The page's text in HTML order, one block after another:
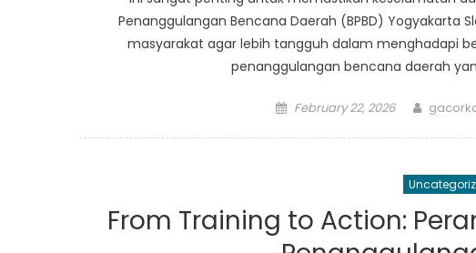
Penanggulangan Bencana Daerah (BPBD)
masyarakat agar lebih tangguh dalam menghadapi
penanggulangan bencana daerah
Posted
February 22, 2026 Author
From Training to Action: